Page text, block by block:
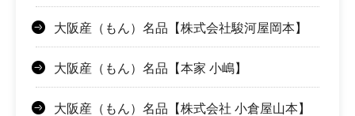
大阪産（もん）名品【株式会社駿河屋岡本】
大阪産（もん）名品【本家 小嶋】
大阪産（もん）名品【株式会社 小倉屋山本】